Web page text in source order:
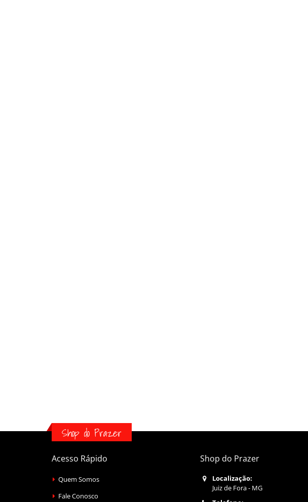
Shop do Prazer
Acesso Rápido
Quem Somos
Fale Conosco
Shop do Prazer
Localização:
Juiz de Fora - MG